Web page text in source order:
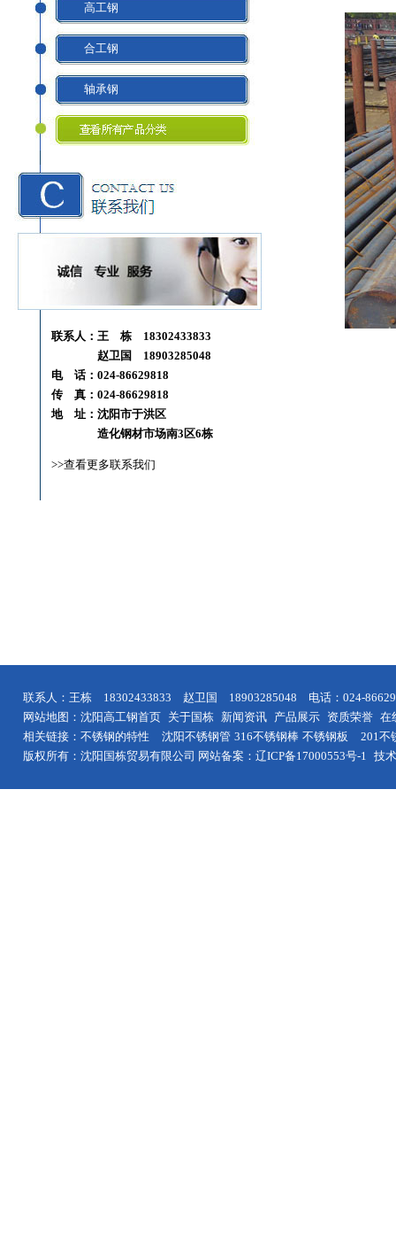
高工钢
合工钢
轴承钢
联系人：王 栋 18302433833
赵卫国 18903285048
电 话：024-86629818
传 真：024-86629818
地 址：沈阳市于洪区
造化钢材市场南3区6栋
>>查看更多联系我们
联系人：王栋 18302433833 赵卫国 18903285048 电话：024-
网站地图： 沈阳高工钢首页 关于国栋 新闻资讯 产品展示 资质荣誉 在
相关链接： 不锈钢的特性 沈阳不锈钢管 316不锈钢棒 不锈钢板
201不
版权所有：沈阳国栋贸易有限公司 网站备案： 辽ICP备17000553号-1 技